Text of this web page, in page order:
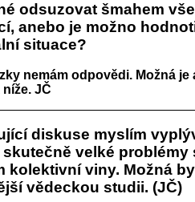
odsuzovat šmahem
anebo je možno
situace?
nemám odpovědi. Možná
JČ
diskuse myslím
velké
kolektivní viny. Možná
vědeckou studii. (JČ)